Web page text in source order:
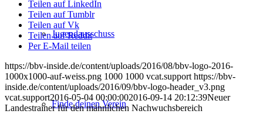
Jugendausschuss
Finde deinen Verein
Teilen auf LinkedIn
Teilen auf Tumblr
Teilen auf Vk
Teilen auf Reddit
Per E-Mail teilen
https://bbv-inside.de/content/uploads/2016/08/bbv-logo-2016-
1000x1000-auf-weiss.png 1000 1000 vcat.support https://bbv-
inside.de/content/uploads/2016/09/bbv-logo-header_v3.png
vcat.support2016-05-04 00:00:002016-09-14 20:12:39Neuer
Landestrainer für den männlichen Nachwuchsbereich